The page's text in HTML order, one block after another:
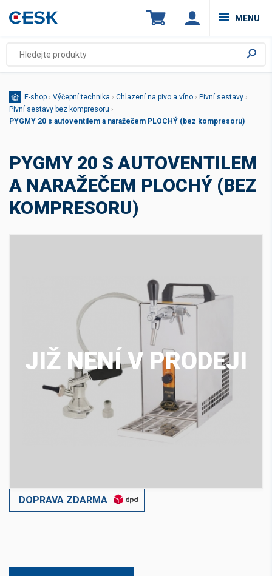
MENU
E-shop › Výčepní technika › Chlazení na pivo a víno › Pivní sestavy ›
Pivní sestavy bez kompresoru ›
PYGMY 20 s autoventilem a naražečem PLOCHÝ (bez kompresoru)
PYGMY 20 S AUTOVENTILEM
A NARAŽEČEM PLOCHÝ (BEZ
KOMPRESORU)
JIŽ NENÍ V PRODEJI
DOPRAVA ZDARMA